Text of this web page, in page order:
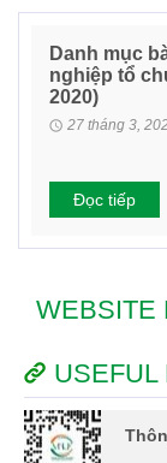
Danh mục
nghiệp tổ
2020)
27 tháng 3,
Đọc tiếp
WEBSITE
USEFUL